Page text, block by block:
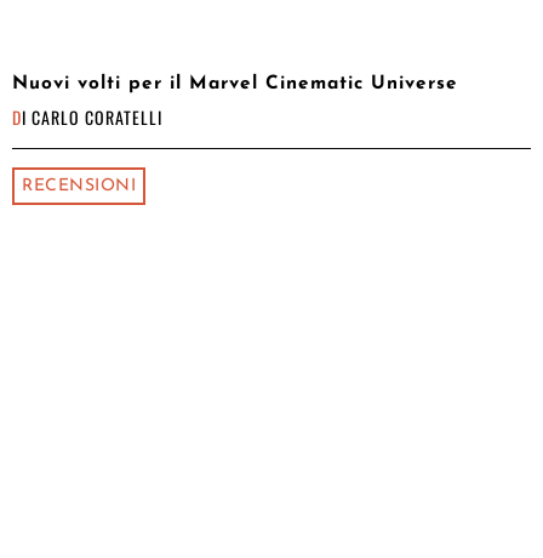
Nuovi volti per il Marvel Cinematic Universe
DI CARLO CORATELLI
RECENSIONI